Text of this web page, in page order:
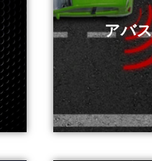
アバ
もっと